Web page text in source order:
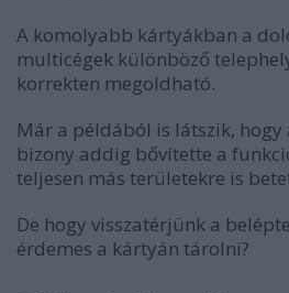
A komolyabb kártyákban a
multicégek különböző
korrekten megoldható.
Már a példából is látszik,
bizony addig bővítette a
teljesen más területekre is
De hogy visszatérjünk a
érdemes a kártyán tárolni?